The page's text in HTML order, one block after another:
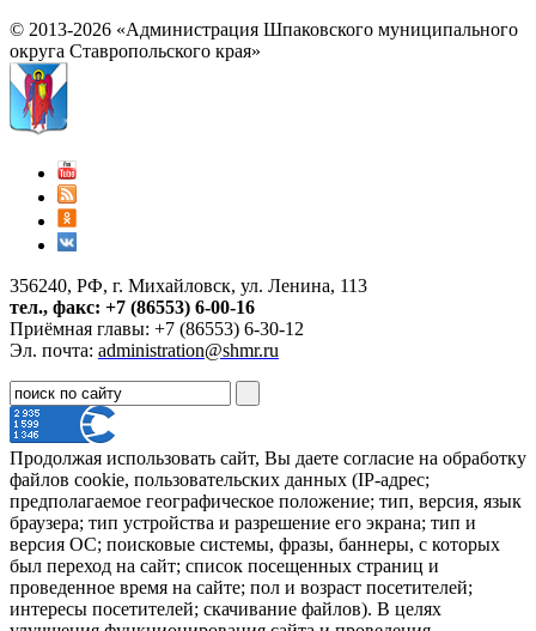
© 2013-2026 «Администрация Шпаковского муниципального
округа Ставропольского края»
356240, РФ, г. Михайловск, ул. Ленина, 113
тел., факс: +7 (86553) 6-00-16
Приёмная главы: +7 (86553) 6-30-12
Эл. почта: administration@shmr.ru
Продолжая использовать сайт, Вы даете согласие на обработку
файлов cookie, пользовательских данных (IP-адрес;
предполагаемое географическое положение; тип, версия, язык
браузера; тип устройства и разрешение его экрана; тип и
версия ОС; поисковые системы, фразы, баннеры, с которых
был переход на сайт; список посещенных страниц и
проведенное время на сайте; пол и возраст посетителей;
интересы посетителей; скачивание файлов). В целях